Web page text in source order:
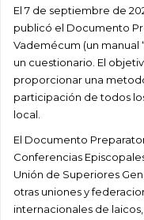
El 7 de septiembre de
publicó el Documento
Vademécum (un manual
un cuestionario. El
proporcionar una
participación de todos
local.
El Documento
Conferencias
Unión de Superiores
otras uniones y
internacionales de